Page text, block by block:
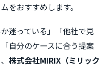
をおすすめします。
迷っている」「他社で見
自分のケースに合う提案
株式会社MIRIX（ミリック